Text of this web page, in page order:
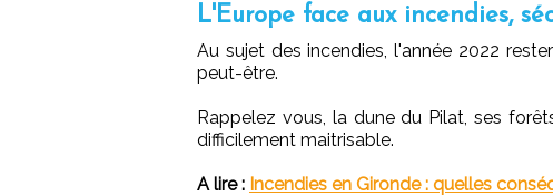
L'Europe face aux incendies,
Au sujet des incendies, l'année 2022
peut-être.
Rappelez vous, la dune du Pilat, ses
difficilement maitrisable.
A lire : Incendies en Gironde : quelles